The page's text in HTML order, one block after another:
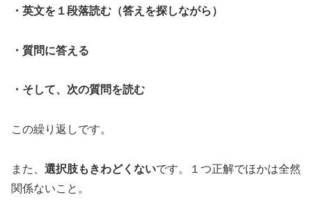
・英文を１段落読む（答えを探しながら）
・質問に答える
・そして、次の質問を読む
この繰り返しです。
また、 選択肢もきわどくないです。１つ正解でほかは全然
関係ないこと。